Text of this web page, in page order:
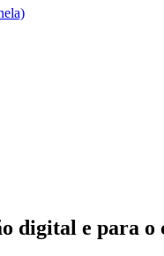
digital e para o